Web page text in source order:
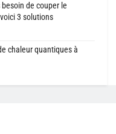
de couper le
3 solutions
chaleur quantiques à